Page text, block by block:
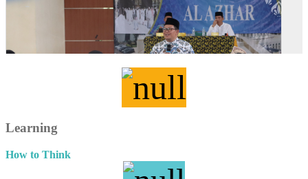
Learning
How to Think